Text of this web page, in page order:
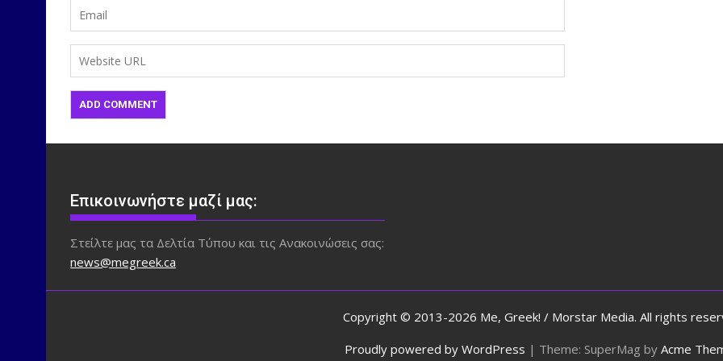
Επικοινωνήστε μαζί μας:
Στείλτε μας τα Δελτία Τύπου και τις Ανακοινώσεις σας:
news@megreek.ca
Copyright © 2013-2026 Me, Greek! / Morstar Media. All rights
Proudly powered by WordPress | Theme: SuperMag by Acme